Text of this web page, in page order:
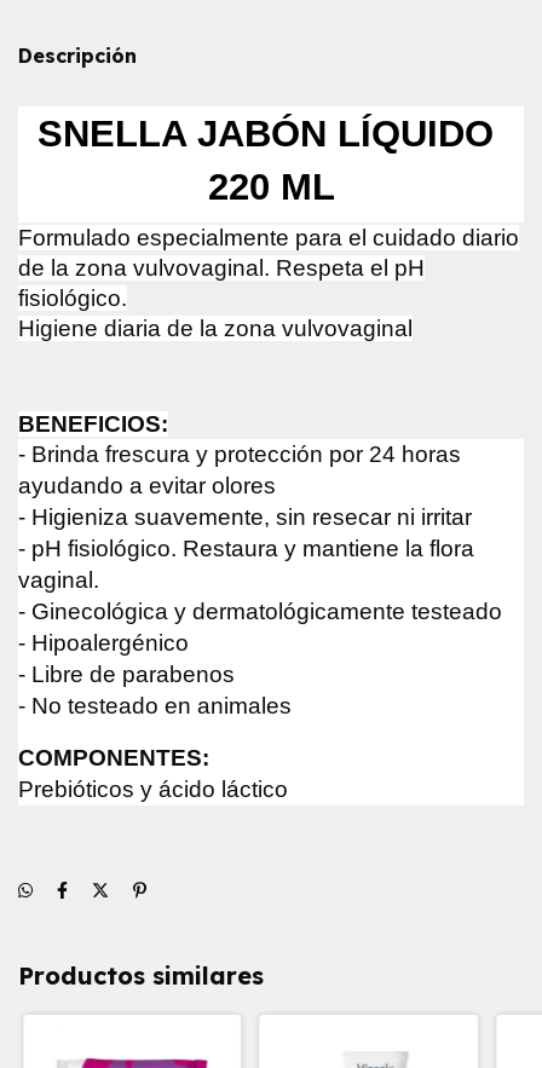
Descripción
SNELLA JABÓN LÍQUIDO
220 ML
Formulado especialmente para el cuidado diario
de la zona vulvovaginal. Respeta el pH
fisiológico.
Higiene diaria de la zona vulvovaginal
BENEFICIOS:
- Brinda frescura y protección por 24 horas
ayudando a evitar olores
- Higieniza suavemente, sin resecar ni irritar
- pH fisiológico. Restaura y mantiene la flora
vaginal.
- Ginecológica y dermatológicamente testeado
- Hipoalergénico
- Libre de parabenos
- No testeado en animales
COMPONENTES:
Prebióticos y ácido láctico
Productos similares